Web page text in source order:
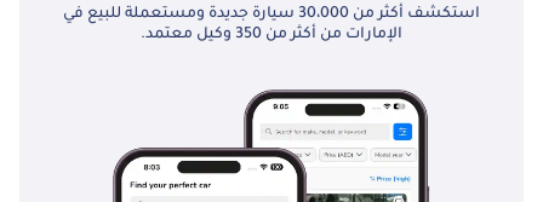
استكشف أكثر من 30،000 سيارة جديدة ومستعملة للبيع في
الإمارات من أكثر من 350 وكيل معتمد.